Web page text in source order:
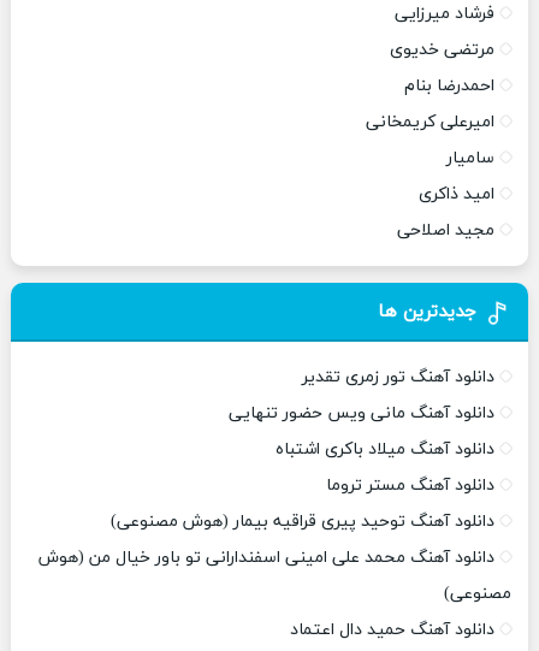
فرشاد میرزایی
مرتضی خدیوی
احمدرضا بنام
امیرعلی کریمخانی
سامیار
امید ذاکری
مجید اصلاحی
جدیدترین ها
دانلود آهنگ تور زمری تقدیر
دانلود آهنگ مانی ویس حضور تنهایی
دانلود آهنگ میلاد باکری اشتباه
دانلود آهنگ مستر تروما
دانلود آهنگ توحید پیری قراقیه بیمار (هوش مصنوعی)
دانلود آهنگ محمد علی امینی اسفندارانی تو باور خیال من (هوش
مصنوعی)
دانلود آهنگ حمید دال اعتماد